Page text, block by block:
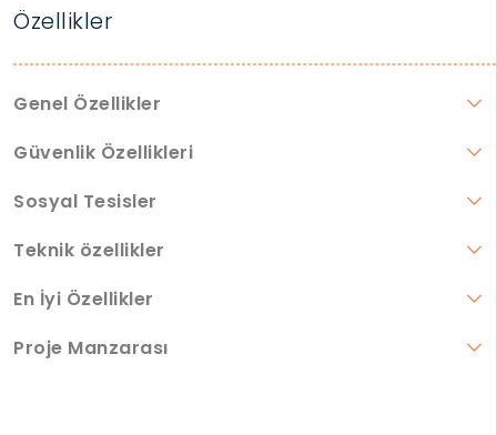
Özellikler
Genel Özellikler
Güvenlik Özellikleri
Sosyal Tesisler
Teknik özellikler
En İyi Özellikler
Proje Manzarası